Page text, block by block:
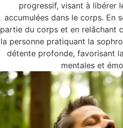
progressif, visant à libérer
accumulées dans le corps. En
partie du corps et en relâchant
la personne pratiquant la
détente profonde, favorisant
mentales et